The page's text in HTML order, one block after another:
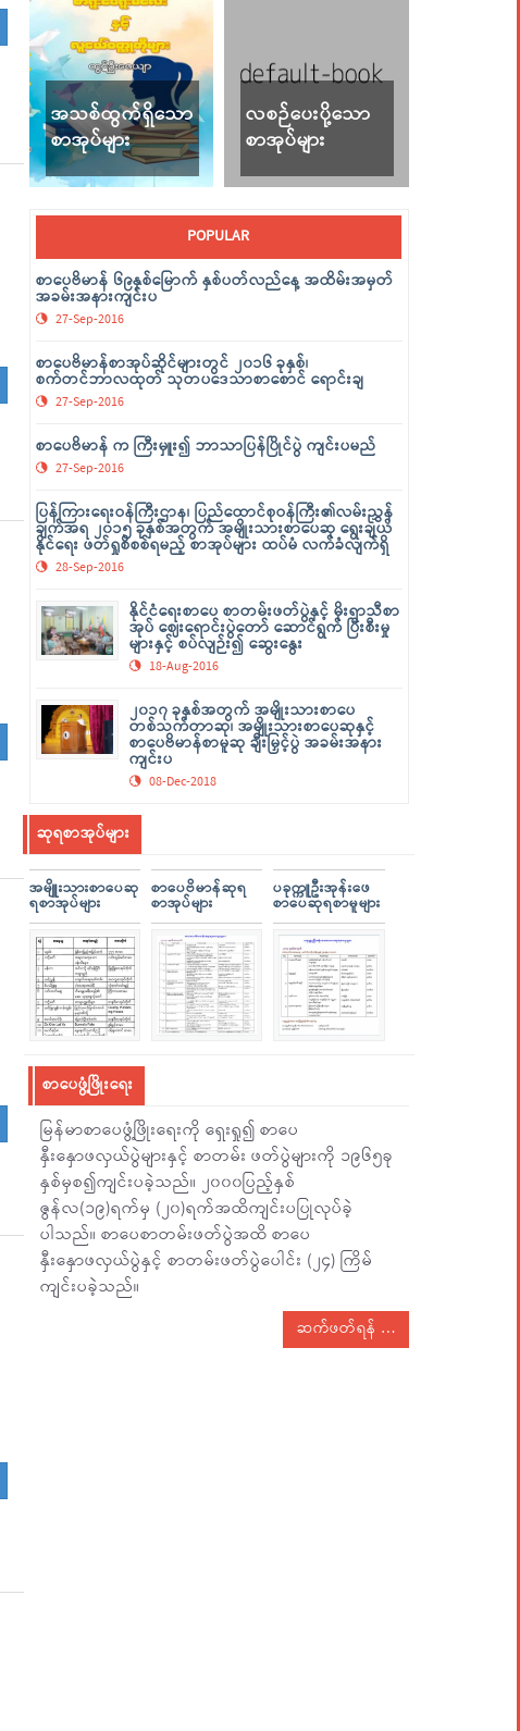
အသစ်ထွက်ရှိသော
စာအုပ်များ
လစဉ်ပေးပို့သော
စာအုပ်များ
POPULAR
စာပေဗိမာန် ၆၉နှစ်မြောက် နှစ်ပတ်လည်နေ့ အထိမ်းအမှတ်
အခမ်းအနားကျင်းပ
27-Sep-2016
စာပေဗိမာန်စာအုပ်ဆိုင်များတွင် ၂၀၁၆ ခုနှစ်၊
စက်တင်ဘာလထုတ် သုတပဒေသာစာစောင် ရောင်းချ
27-Sep-2016
စာပေဗိမာန် က ကြီးမှူး၍ ဘာသာပြန်ပြိုင်ပွဲ ကျင်းပမည်
27-Sep-2016
ပြန်ကြားရေးဝန်ကြီးဌာန၊ ပြည်ထောင်စုဝန်ကြီး၏လမ်းညွှန်
ချက်အရ ၂၀၁၅ ခုနှစ်အတွက် အမျိုးသားစာပေဆု ရွေးချယ်
နိုင်ရေး ဖတ်ရှုစိစစ်ရမည့် စာအုပ်များ ထပ်မံ လက်ခံလျက်ရှိ
28-Sep-2016
နိုင်ငံရေးစာပေ စာတမ်းဖတ်ပွဲနှင့် မိုးရာသီစာ
အုပ် ဈေးရောင်းပွဲတော် ဆောင်ရွက် ပြီးစီးမှု
များနှင့် စပ်လျဉ်း၍ ဆွေးနွေး
18-Aug-2016
၂၀၁၇ ခုနှစ်အတွက် အမျိုးသားစာပေ
တစ်သက်တာဆု၊ အမျိုးသားစာပေဆုနှင့်
စာပေဗိမာန်စာမူဆု ချီးမြှင့်ပွဲ အခမ်းအနား
ကျင်းပ
08-Dec-2018
ဆုရစာအုပ်များ
အမျိူးသားစာပေဆု
ရစာအုပ်များ
စာပေဗိမာန်ဆုရ
စာအုပ်များ
ပခုက္ကူဦးအုန်းဖေ
စာပေဆုရစာမူများ
စာပေဖွံ့ဖြိုးရေး
မြန်မာစာပေဖွံ့ဖြိုးရေးကို ရှေးရှု၍ စာပေ
နှီးနှောဖလှယ်ပွဲများနှင့် စာတမ်း ဖတ်ပွဲများကို ၁၉၆၅ခု
နှစ်မှစ၍ကျင်းပခဲ့သည်။ ၂၀၀၀ပြည့်နှစ်
ဇွန်လ(၁၉)ရက်မှ (၂၀)ရက်အထိကျင်းပပြုလုပ်ခဲ့
ပါသည်။ စာပေစာတမ်းဖတ်ပွဲအထိ စာပေ
နှီးနှောဖလှယ်ပွဲနှင့် စာတမ်းဖတ်ပွဲပေါင်း (၂၄) ကြိမ်
ကျင်းပခဲ့သည်။
ဆက်ဖတ်ရန်